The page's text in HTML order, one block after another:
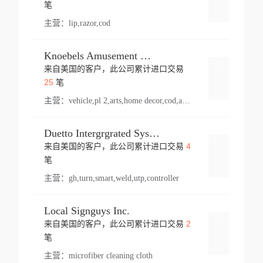
笔
主营： lip,razor,cod
Knoebels Amusement Resort
来自美国的客户，此公司累计进口交易
25笔
主营： vehicle,pl 2,arts,home decor,cod,amusement ride,sea
Duetto Intergrgrated Systems Inc.
来自美国的客户，此公司累计进口交易 4
笔
主营： gh,turn,smart,weld,utp,controller
Local Signguys Inc.
来自美国的客户，此公司累计进口交易 2
笔
主营： microfiber cleaning cloth